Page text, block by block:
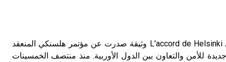
اتفاق هلسنكي اتفاق هلسنكي L'accord de Helsinki وثيقة صدرت عن مؤتمر هلسنكي المنعقد
أسساً جديدة للأمن والتعاون بين الدول الأوربية. منذ منتصف الخمسينات